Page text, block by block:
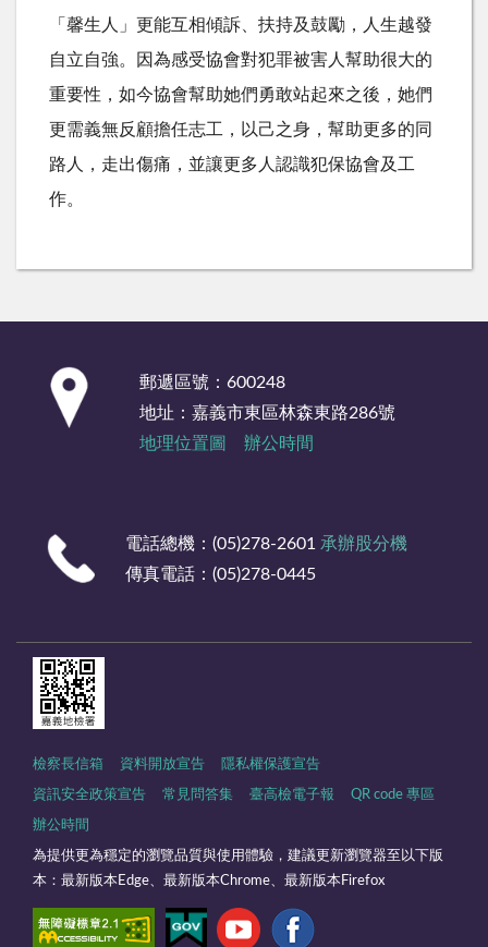
「馨生人」更能互相傾訴、扶持及鼓勵，人生越發
自立自強。因為感受協會對犯罪被害人幫助很大的
重要性，如今協會幫助她們勇敢站起來之後，她們
更需義無反顧擔任志工，以己之身，幫助更多的同
路人，走出傷痛，並讓更多人認識犯保協會及工
作。
郵遞區號：600248
地址：嘉義市東區林森東路286號
地理位置圖
辦公時間
電話總機：(05)278-2601 承辦股分機
傳真電話：(05)278-0445
檢察長信箱 資料開放宣告 隱私權保護宣告
資訊安全政策宣告 常見問答集 臺高檢電子報 QR code 專區
辦公時間
為提供更為穩定的瀏覽品質與使用體驗，建議更新瀏覽器至以下版
本：最新版本Edge、最新版本Chrome、最新版本Firefox